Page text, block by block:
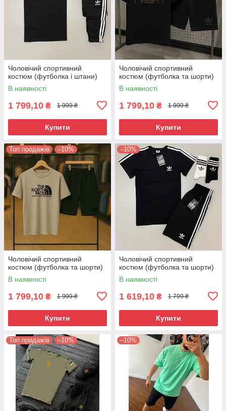
Чоловічий спортивний
костюм (футболка і штани)
В наявності
1 799,10 ₴ 1 999 ₴
Купити
Чоловічий спортивний
костюм (футболка та шорти)
В наявності
1 799,10 ₴ 1 999 ₴
Купити
Топ продажів –10%
Чоловічий спортивний
костюм (футболка та шорти)
В наявності
1 799,10 ₴ 1 999 ₴
Купити
–10%
Чоловічий спортивний
костюм (футболка та шорти)
В наявності
1 619,10 ₴ 1 799 ₴
Купити
Топ продажів –10% –10%